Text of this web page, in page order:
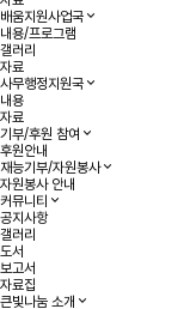
배움지원사업국
내용/프로그램
갤러리
자료
사무행정지원국
내용
자료
기부/후원 참여
후원안내
재능기부/자원봉사
자원봉사 안내
커뮤니티
공지사항
갤러리
도서
보고서
자료집
큰빛나눔 소개